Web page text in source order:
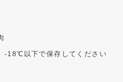
-18℃以下で保存してください